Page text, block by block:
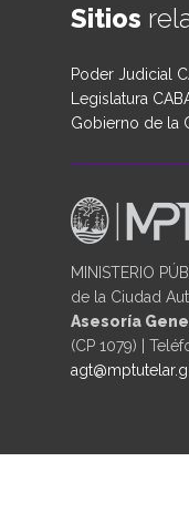
Sitios
Poder Judicial
Legislatura
Gobierno de la
MINISTERIO
de la Ciudad
Asesoría
(CP 1079) |